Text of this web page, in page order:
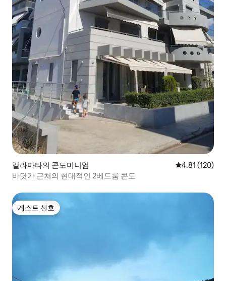
칼라마타의 콘도미니엄 평점 4.81점(5
4.81 (120)
바닷가 근처의 현대적인 2베드룸 콘도
게스트 선호
게스트 선호